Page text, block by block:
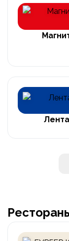
Лента